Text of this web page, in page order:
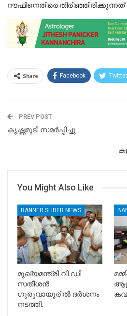
റൗഫിനെതിരെ തിരിഞ്ഞിരിക്കുന്നത്
Share Facebook Twitter
PREV POST
കൃഷ്ണമുടി സമർപ്പിച്ചു
You Might Also Like
BANNER SLIDER NEWS
മുഖ്യമന്ത്രി വി.ഡി
സതീശൻ
ഗുരുവായൂരിൽ ദർശനം
നടത്തി.